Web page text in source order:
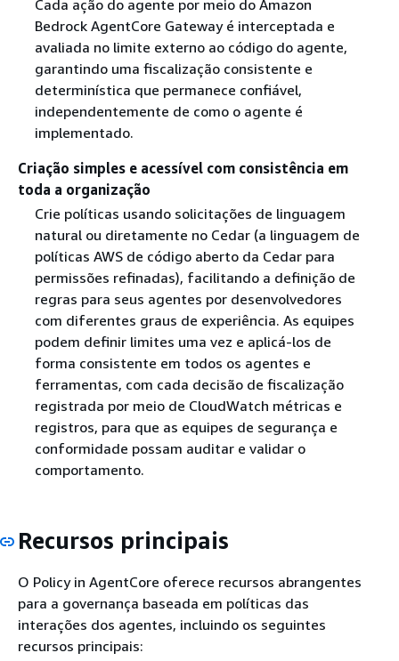
Cada ação do agente por meio do Amazon
Bedrock AgentCore Gateway é interceptada e
avaliada no limite externo ao código do agente,
garantindo uma fiscalização consistente e
determinística que permanece confiável,
independentemente de como o agente é
implementado.
Criação simples e acessível com consistência em
toda a organização
Crie políticas usando solicitações de linguagem
natural ou diretamente no Cedar (a linguagem de
políticas AWS de código aberto da Cedar para
permissões refinadas), facilitando a definição de
regras para seus agentes por desenvolvedores
com diferentes graus de experiência. As equipes
podem definir limites uma vez e aplicá-los de
forma consistente em todos os agentes e
ferramentas, com cada decisão de fiscalização
registrada por meio de CloudWatch métricas e
registros, para que as equipes de segurança e
conformidade possam auditar e validar o
comportamento.
Recursos principais
O Policy in AgentCore oferece recursos abrangentes
para a governança baseada em políticas das
interações dos agentes, incluindo os seguintes
recursos principais: